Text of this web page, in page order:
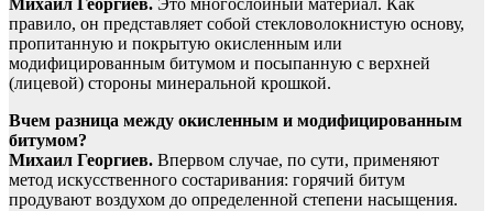
правило, он представляет собой стекловолокнистую основу,
пропитанную и покрытую окисленным или
модифицированным битумом и посыпанную с верхней
(лицевой) стороны минеральной крошкой.
Вчем разница между окисленным и модифицированным
битумом?
Михаил Георгиев. Впервом случае, по сути, применяют
метод искусственного состаривания: горячий битум
продувают воздухом до определенной степени насыщения.